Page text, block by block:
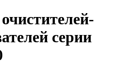
серии